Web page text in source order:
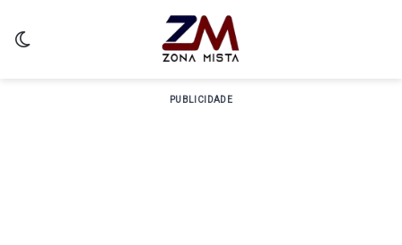
PUBLICIDADE